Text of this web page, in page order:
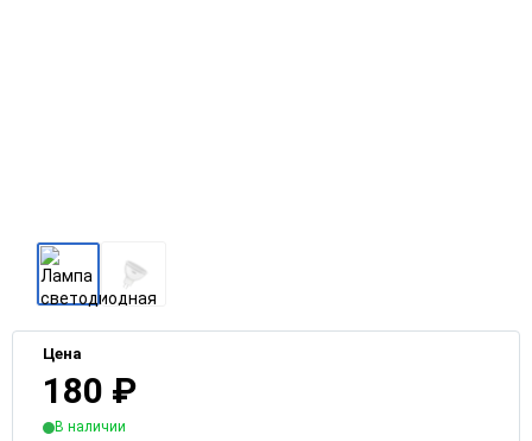
Цена
180 ₽
В наличии